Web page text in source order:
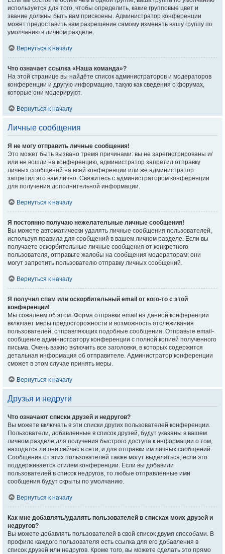
используется для того, чтобы определить, какие групповые цвет и
звание должны быть вам присвоены. Администратор конференции
может предоставить вам разрешение самому изменять вашу группу по
умолчанию в личном разделе.
Вернуться к началу
Что означает ссылка «Наша команда»?
На этой странице вы найдёте список администраторов и модераторов
конференции и другую информацию, такую как сведения о форумах,
которые они модерируют.
Вернуться к началу
Личные сообщения
Я не могу отправить личные сообщения!
Это может быть вызвано тремя причинами: вы не зарегистрированы и/
или не вошли на конференцию, администратор запретил отправку
личных сообщений на всей конференции или же администратор
запретил это вам лично. Свяжитесь с администратором конференции
для получения дополнительной информации.
Вернуться к началу
Я постоянно получаю нежелательные личные сообщения!
Вы можете автоматически удалять личные сообщения пользователей,
используя правила для сообщений в вашем личном разделе. Если вы
получаете оскорбительные личные сообщения от конкретного
пользователя, отправьте жалобы на сообщения модераторам; они
могут запретить пользователю отправку личных сообщений.
Вернуться к началу
Я получил спам или оскорбительный email от кого-то с этой
конференции!
Мы сожалеем об этом. Форма отправки email на данной конференции
включает меры предосторожности и возможность отслеживания
пользователей, отправляющих подобные сообщения. Отправьте email-
сообщение администратору конференции с полной копией полученного
письма. Очень важно включить все заголовки, в которых содержится
детальная информация об отправителе. Администратор конференции
сможет в этом случае принять меры.
Вернуться к началу
Друзья и недруги
Что означают списки друзей и недругов?
Вы можете включать в эти списки других пользователей конференции.
Пользователи, добавленные в список друзей, будут указаны в вашем
личном разделе для получения быстрого доступа к информации о том,
находятся ли они сейчас в сети, и для отправки им личных сообщений.
Сообщения от этих пользователей также могут выделяться, если это
поддерживается стилем конференции. Если вы добавили
пользователей в список недругов, то любые отправленные ими
сообщения будут скрыты по умолчанию.
Вернуться к началу
Как мне добавлять/удалять пользователей в списках моих друзей и
недругов?
Вы можете добавлять пользователей в свой список двумя способами. В
профиле каждого пользователя есть ссылка для его добавления в
список друзей или недругов. Кроме того, вы можете сделать это прямо